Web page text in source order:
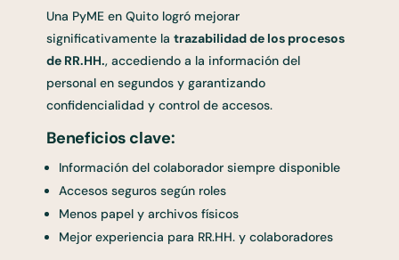
Una PyME en Quito logró mejorar
significativamente latrazabilidad de los procesos
de RR.HH., accediendo a la información del
personal en segundos y garantizando
confidencialidad y control de accesos.
Beneficios clave:
Información del colaborador siempre disponible
Accesos seguros según roles
Menos papel y archivos físicos
Mejor experiencia para RR.HH. y colaboradores